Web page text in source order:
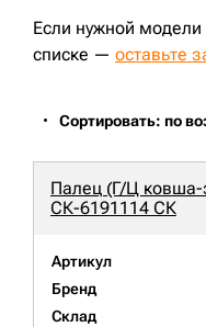
Если нужной модели
списке — оставьте
Сортировать: по
Палец (Г/Ц ковша-
СК-6191114 СК
Артикул
Бренд
Склад